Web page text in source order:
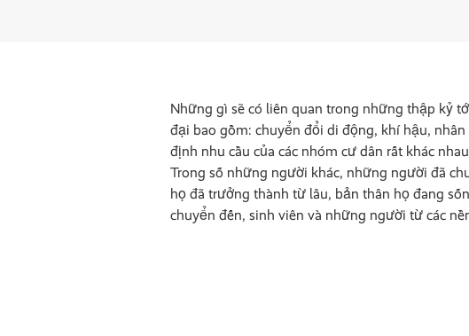
Những gì sẽ có liên quan trong những thập kỷ
đại bao gồm: chuyển đổi di động, khí hậu,
định nhu cầu của các nhóm cư dân rất khác
Trong số những người khác, những người đã
họ đã trưởng thành từ lâu, bản thân họ đang
chuyển đến, sinh viên và những người từ các